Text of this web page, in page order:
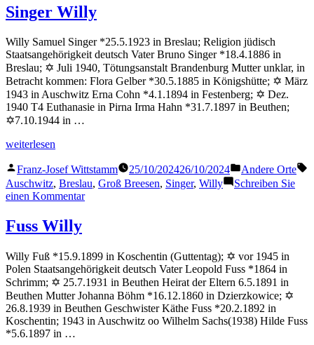
Singer Willy
Willy Samuel Singer *25.5.1923 in Breslau; Religion jüdisch
Staatsangehörigkeit deutsch Vater Bruno Singer *18.4.1886 in
Breslau; ✡ Juli 1940, Tötungsanstalt Brandenburg Mutter unklar, in
Betracht kommen: Flora Gelber *30.5.1885 in Königshütte; ✡ März
1943 in Auschwitz Erna Cohn *4.1.1894 in Festenberg; ✡ Dez.
1940 T4 Euthanasie in Pirna Irma Hahn *31.7.1897 in Beuthen;
✡7.10.1944 in …
„Singer
weiterlesen
Veröffentlicht
von
Franz-Josef Wittstamm 25/10/202426/10/2024
Veröffentlicht
in
Andere Orte
Auschwitz, Breslau, Groß Breesen, Singer, Willy
Schreiben Sie
einen Kommentarzu
Fuss Willy
Willy Fuß *15.9.1899 in Koschentin (Guttentag); ✡ vor 1945 in
Polen Staatsangehörigkeit deutsch Vater Leopold Fuss *1864 in
Schrimm; ✡ 25.7.1931 in Beuthen Heirat der Eltern 6.5.1891 in
Beuthen Mutter Johanna Böhm *16.12.1860 in Dzierzkowice; ✡
26.8.1939 in Beuthen Geschwister Käthe Fuss *20.2.1892 in
Koschentin; 1943 in Auschwitz oo Wilhelm Sachs(1938) Hilde Fuss
*5.6.1897 in …